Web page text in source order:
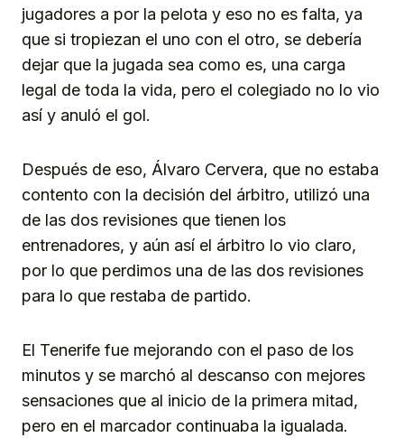
jugadores a por la pelota y eso no es falta, ya
que si tropiezan el uno con el otro, se debería
dejar que la jugada sea como es, una carga
legal de toda la vida, pero el colegiado no lo vio
así y anuló el gol.
Después de eso, Álvaro Cervera, que no estaba
contento con la decisión del árbitro, utilizó una
de las dos revisiones que tienen los
entrenadores, y aún así el árbitro lo vio claro,
por lo que perdimos una de las dos revisiones
para lo que restaba de partido.
El Tenerife fue mejorando con el paso de los
minutos y se marchó al descanso con mejores
sensaciones que al inicio de la primera mitad,
pero en el marcador continuaba la igualada.